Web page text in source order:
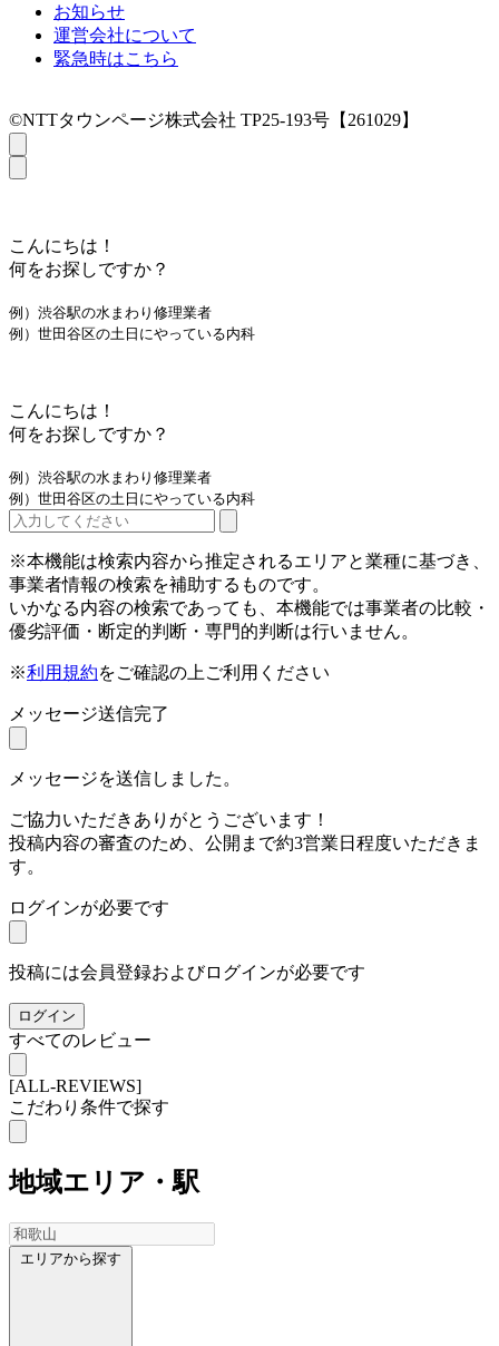
お知らせ
運営会社について
緊急時はこちら
©NTTタウンページ株式会社 TP25-193号【261029】
こんにちは！
何をお探しですか？
例）渋谷駅の水まわり修理業者
例）世田谷区の土日にやっている内科
こんにちは！
何をお探しですか？
例）渋谷駅の水まわり修理業者
例）世田谷区の土日にやっている内科
※本機能は検索内容から推定されるエリアと業種に基づき、
事業者情報の検索を補助するものです。
いかなる内容の検索であっても、本機能では事業者の比較・
優劣評価・断定的判断・専門的判断は行いません。
※利用規約をご確認の上ご利用ください
メッセージ送信完了
メッセージを送信しました。
ご協力いただきありがとうございます！
投稿内容の審査のため、公開まで約3営業日程度いただきま
す。
ログインが必要です
投稿には会員登録およびログインが必要です
ログイン
すべてのレビュー
[ALL-REVIEWS]
こだわり条件で探す
地域エリア・駅
エリアから探す